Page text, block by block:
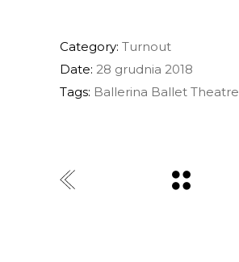
Category: Turnout
Date: 28 grudnia 2018
Tags: Ballerina Ballet Theatre